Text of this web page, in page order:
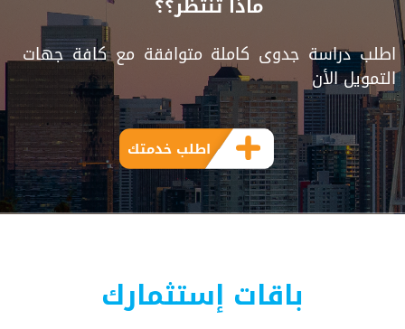
اطلب دراسة جدوى كاملة متوافقة مع كافة جهات
التمويل الأن
اطلب خدمتك
باقات إستثمارك